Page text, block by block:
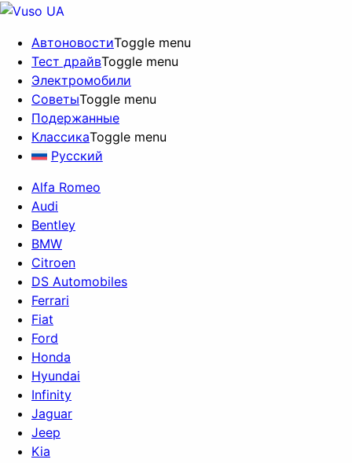
АвтоновостиToggle menu
Тест драйвToggle menu
Электромобили
СоветыToggle menu
Подержанные
КлассикаToggle menu
Русский
Alfa Romeo
Audi
Bentley
BMW
Citroen
DS Automobiles
Ferrari
Fiat
Ford
Honda
Hyundai
Infinity
Jaguar
Jeep
Kia